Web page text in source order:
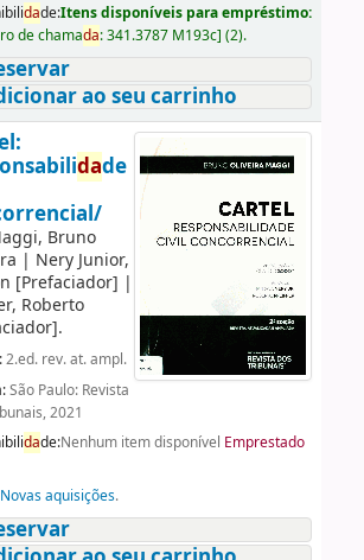
dade:Itens disponíveis para empréstimo:
de chamada:341.3787 M193c] (2).
ao seu carrinho
dade
Bruno
| Nery Junior,
[Prefaciador] |
Roberto
.
2.ed. rev. at. ampl.
São Paulo: Revista
2021
dade:Nenhum item disponível Emprestado
Novas aquisições.